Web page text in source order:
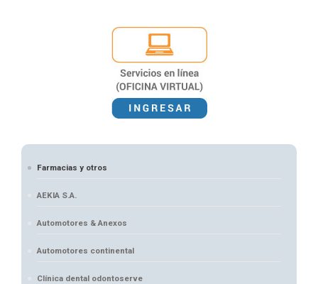
Farmacias y otros
AEKIA S.A.
Automotores & Anexos
Automotores continental
Clínica dental odontoserve